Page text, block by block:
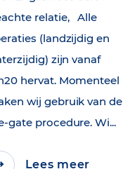
relatie, Alle
(landzijdig en
zijn vanaf
hervat. Momenteel
wij gebruik van de
gate procedure. Wi...
Lees meer